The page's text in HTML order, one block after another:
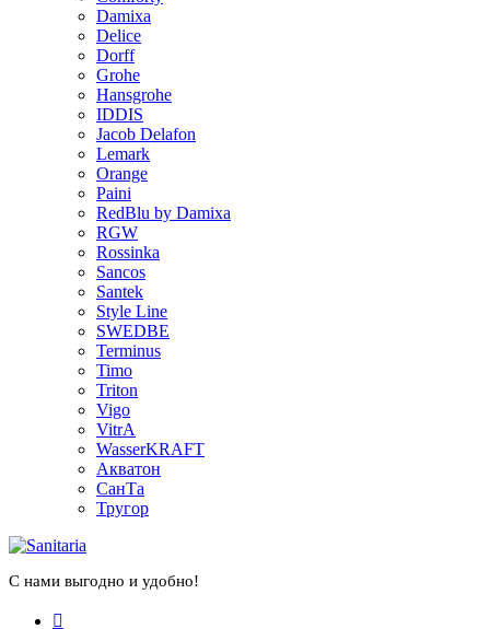
Damixa
Delice
Dorff
Grohe
Hansgrohe
IDDIS
Jacob Delafon
Lemark
Orange
Paini
RedBlu by Damixa
RGW
Rossinka
Sancos
Santek
Style Line
SWEDBE
Terminus
Timo
Triton
Vigo
VitrA
WasserKRAFT
Акватон
СанТа
Тругор
С нами выгодно и удобно!